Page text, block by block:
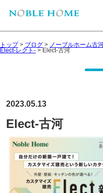
トップ> ブログ > ノーブルホーム古
Elect-レクト- > Elect-古河
2023.05.13
Elect-古河